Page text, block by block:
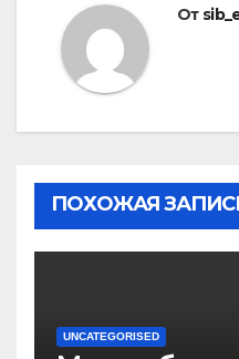
От
ПОХОЖАЯ
UNCATEGORISED